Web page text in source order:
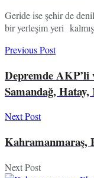
Geride ise şehir de
bir yerleşim yeri
Previous Post
Depremde AKP’li
Samandağ,
Next Post
Kahramanmaraş,
Next Post